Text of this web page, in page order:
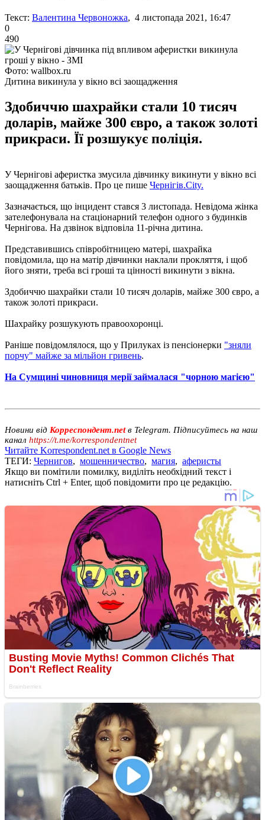
Текст: Валентина Червоножка, 4 листопада 2021, 16:47
0
490
Фото: wallbox.ru
Дитина викинула у вікно всі заощадження
Здобиччю шахрайки стали 10 тисяч
доларів, майже 300 євро, а також золоті
прикраси. Її розшукує поліція.
У Чернігові аферистка змусила дівчинку викинути у вікно всі
заощадження батьків. Про це пише Чернігів.City.
Зазначається, що інцидент стався 3 листопада. Невідома жінка
зателефонувала на стаціонарний телефон одного з будинків
Чернігова. На дзвінок відповіла 11-річна дитина.
Представившись співробітницею матері, шахрайка
повідомила, що на матір дівчинки наклали прокляття, і щоб
його зняти, треба всі гроші та цінності викинути з вікна.
Здобиччю шахрайки стали 10 тисяч доларів, майже 300 євро, а
також золоті прикраси.
Шахрайку розшукують правоохоронці.
Раніше повідомлялося, що у Прилуках із пенсіонерки "зняли
порчу" майже за мільйон гривень.
На Сумщині чиновниця мерії займалася "чорною магією"
Новини від Корреспондент.netв Telegram. Підписуйтесь на наш
канал https://t.me/korrespondentnet
Читайте Korrespondent.net в Google News
ТЕГИ: Чернигов, мошенничество, магия, аферисты
Якщо ви помітили помилку, виділіть необхідний текст і
натисніть Ctrl + Enter, щоб повідомити про це редакцію.